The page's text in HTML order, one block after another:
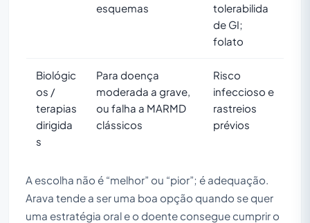
esquemas
tolerabilida
de GI;
folato
Biológic
os /
terapias
dirigida
s
Para doença
moderada a grave,
ou falha a MARMD
clássicos
Risco
infeccioso e
rastreios
prévios
A escolha não é “melhor” ou “pior”; é adequação.
Arava tende a ser uma boa opção quando se quer
uma estratégia oral e o doente consegue cumprir o